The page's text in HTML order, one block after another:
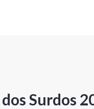
Surdos